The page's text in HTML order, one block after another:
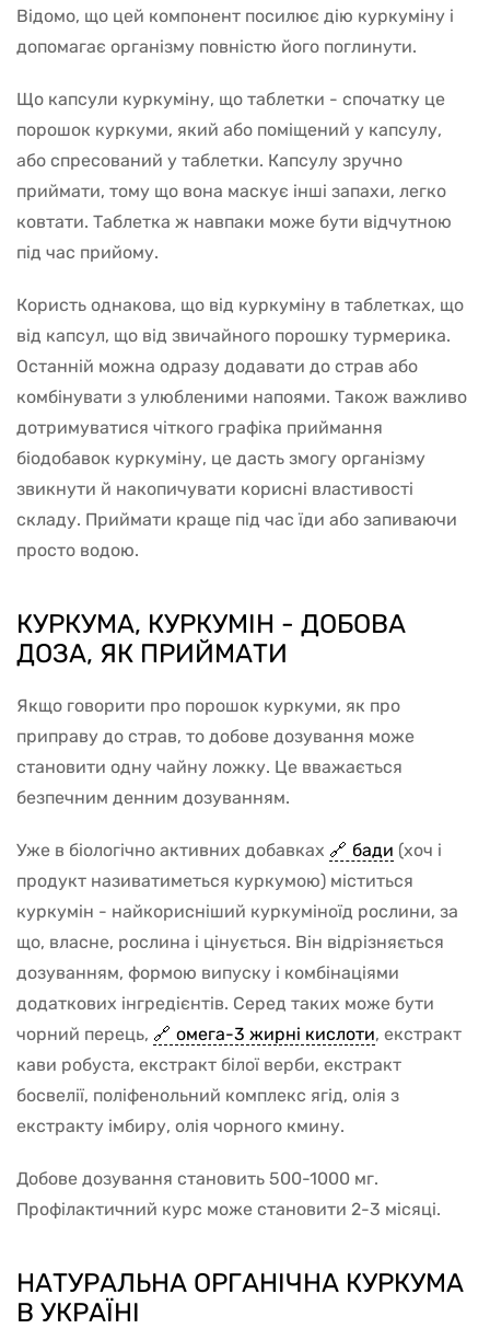
Відомо, що цей компонент посилює дію куркуміну і
допомагає організму повністю його поглинути.
Що капсули куркуміну, що таблетки - спочатку це
порошок куркуми, який або поміщений у капсулу,
або спресований у таблетки. Капсулу зручно
приймати, тому що вона маскує інші запахи, легко
ковтати. Таблетка ж навпаки може бути відчутною
під час прийому.
Користь однакова, що від куркуміну в таблетках, що
від капсул, що від звичайного порошку турмерика.
Останній можна одразу додавати до страв або
комбінувати з улюбленими напоями. Також важливо
дотримуватися чіткого графіка приймання
біодобавок куркуміну, це дасть змогу організму
звикнути й накопичувати корисні властивості
складу. Приймати краще під час їди або запиваючи
просто водою.
КУРКУМА, КУРКУМІН - ДОБОВА
ДОЗА, ЯК ПРИЙМАТИ
Якщо говорити про порошок куркуми, як про
приправу до страв, то добове дозування може
становити одну чайну ложку. Це вважається
безпечним денним дозуванням.
Уже в біологічно активних добавках бади (хоч і
продукт називатиметься куркумою) міститься
куркумін - найкорисніший куркуміноїд рослини, за
що, власне, рослина і цінується. Він відрізняється
дозуванням, формою випуску і комбінаціями
додаткових інгредієнтів. Серед таких може бути
чорний перець,
омега-3 жирні кислоти, екстракт
кави робуста, екстракт білої верби, екстракт
босвелії, поліфенольний комплекс ягід, олія з
екстракту імбиру, олія чорного кмину.
Добове дозування становить 500-1000 мг.
Профілактичний курс може становити 2-3 місяці.
НАТУРАЛЬНА ОРГАНІЧНА КУРКУМА
В УКРАЇНІ